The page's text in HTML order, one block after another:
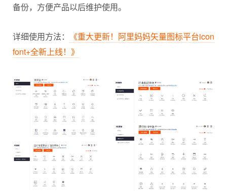
备份，方便产品以后维护使用。
详细使用方法：
《重大更新！阿里妈妈矢量图标平台icon
font+全新上线！》